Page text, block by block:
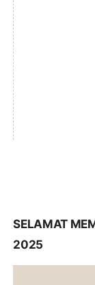
SELAMAT
2025